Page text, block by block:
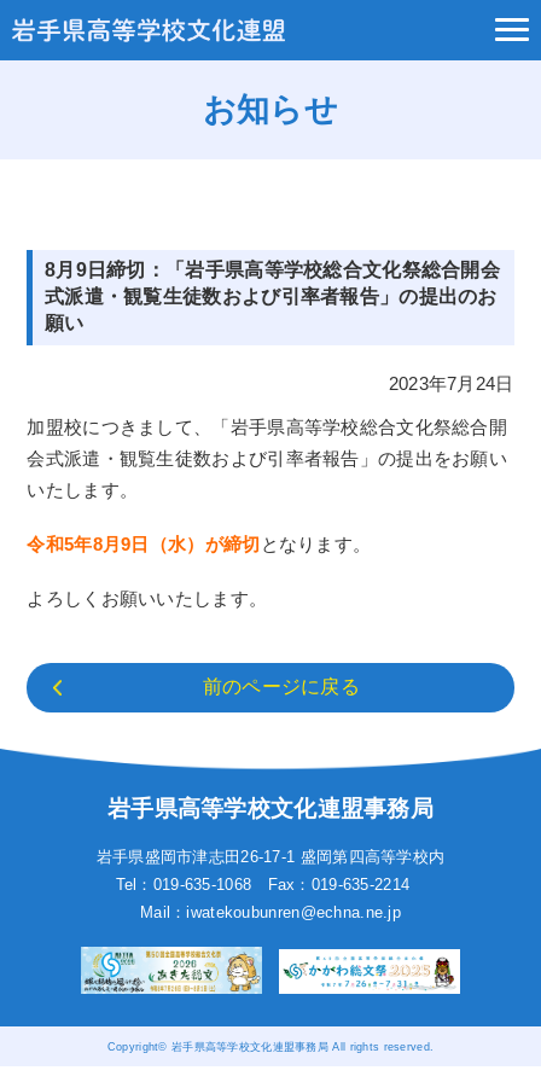
お知らせ
8月9日締切：「岩手県高等学校総合文化祭総合開会
式派遣・観覧生徒数および引率者報告」の提出のお
願い
2023年7月24日
加盟校につきまして、「岩手県高等学校総合文化祭総合開
会式派遣・観覧生徒数および引率者報告」の提出をお願い
いたします。
令和5年8月9日（水）が締切 となります。
よろしくお願いいたします。
前のページに戻る
岩手県高等学校文化連盟事務局
岩手県盛岡市津志田26-17-1 盛岡第四高等学校内
Tel：019-635-1068
Fax：019-635-2214
Mail：iwatekoubunren@echna.ne.jp
Copyright© 岩手県高等学校文化連盟事務局 All rights reserved.